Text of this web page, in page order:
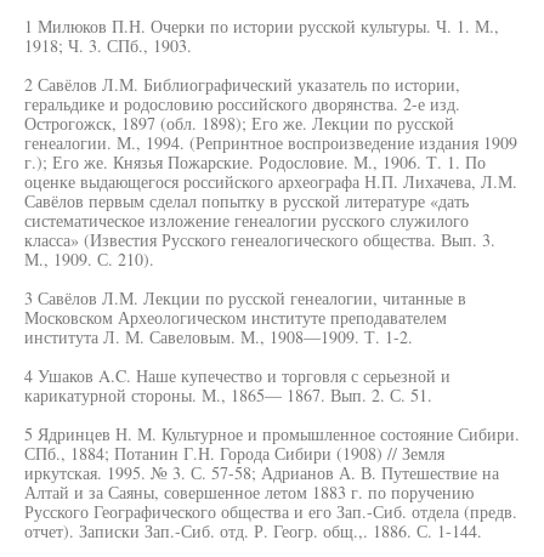
1 Милюков П.Н. Очерки по истории русской культуры. Ч. 1. М.,
1918; Ч. 3. СПб., 1903.
2 Савёлов Л.М. Библиографический указатель по истории,
геральдике и родословию российского дворянства. 2-е изд.
Острогожск, 1897 (обл. 1898); Его же. Лекции по русской
генеалогии. М., 1994. (Репринтное воспроизведение издания 1909
г.); Его же. Князья Пожарские. Родословие. М., 1906. Т. 1. По
оценке выдающегося российского археографа Н.П. Лихачева, Л.М.
Савёлов первым сделал попытку в русской литературе «дать
систематическое изложение генеалогии русского служилого
класса» (Известия Русского генеалогического общества. Вып. 3.
М., 1909. С. 210).
3 Савёлов Л.М. Лекции по русской генеалогии, читанные в
Московском Археологическом институте преподавателем
института Л. М. Савеловым. М., 1908—1909. Т. 1-2.
4 Ушаков A.C. Наше купечество и торговля с серьезной и
карикатурной стороны. М., 1865— 1867. Вып. 2. С. 51.
5 Ядринцев Н. М. Культурное и промышленное состояние Сибири.
СПб., 1884; Потанин Г.Н. Города Сибири (1908) // Земля
иркутская. 1995. № 3. С. 57-58; Адрианов А. В. Путешествие на
Алтай и за Саяны, совершенное летом 1883 г. по поручению
Русского Географического общества и его Зап.-Сиб. отдела (предв.
отчет). Записки Зап.-Сиб. отд. Р. Геогр. общ.,. 1886. С. 1-144.